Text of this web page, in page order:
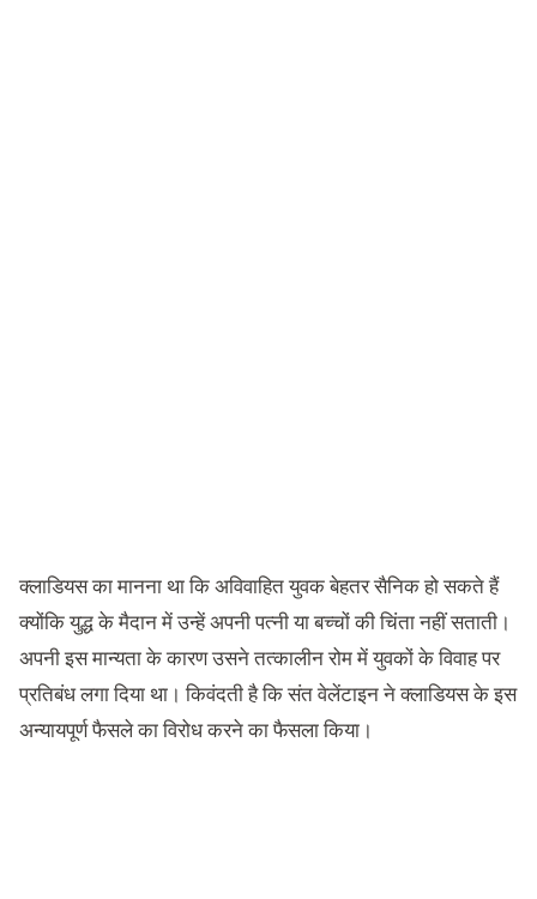
क्लाडियस का मानना था कि अविवाहित युवक बेहतर सैनिक हो सकते हैं
क्योंकि युद्ध के मैदान में उन्हें अपनी पत्नी या बच्चों की चिंता नहीं सताती।
अपनी इस मान्यता के कारण उसने तत्कालीन रोम में युवकों के विवाह पर
प्रतिबंध लगा दिया था। किवंदती है कि संत वेलेंटाइन ने क्लाडियस के इस
अन्यायपूर्ण फैसले का विरोध करने का फैसला किया।